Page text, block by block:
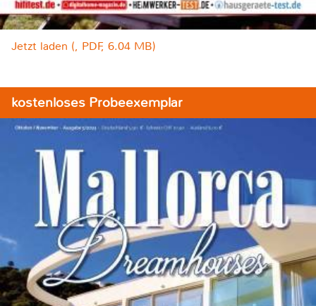
Jetzt laden (, PDF, 6.04 MB)
kostenloses Probeexemplar